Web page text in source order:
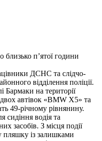
близько п’ятої години
ДСНС та слідчо-
відділення поліції.
Бармаки на території
автівок «BMW X5» та
49-річному рівнянину.
сидіння водія та
засобів. З місця події
пляшку із залишками